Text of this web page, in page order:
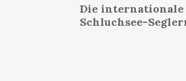
Die internationale
Schluchsee-